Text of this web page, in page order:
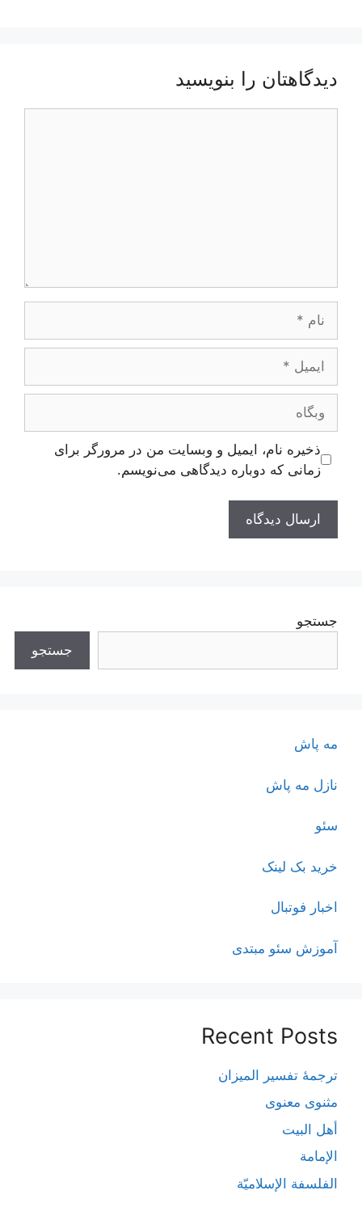
دیدگاهتان را بنویسید
وبگاه
ذخیره نام، ایمیل و وبسایت من در مرورگر برای
زمانی که دوباره دیدگاهی می‌نویسم.
جستجو
جستجو
مه پاش
نازل مه پاش
سئو
خرید بک لینک
اخبار فوتبال
آموزش سئو مبتدی
Recent Posts
ترجمۀ تفسیر المیزان
مثنوی معنوی
أهل البيت
الإمامة
الفلسفة الإسلاميّة